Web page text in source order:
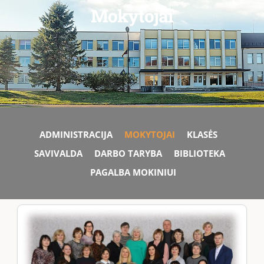
Mokytojai
ADMINISTRACIJA MOKYTOJAI
KLASĖS
SAVIVALDA
DARBO TARYBA
BIBLIOTEKA
PAGALBA MOKINIUI